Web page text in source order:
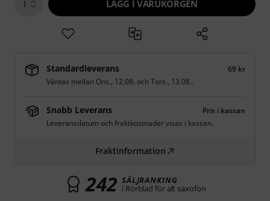
1 LÄGG I VARUKORGEN
Standardleverans
69 kr
Väntas mellan Ons., 12.08. ochTors., 13.08..
Snabb Leverans
Pris i kassan
Leveransdatum och fraktkostnader visas i kassan.
Fraktinformation
242 SÄLJRANKING
i Rörblad för alt saxofon